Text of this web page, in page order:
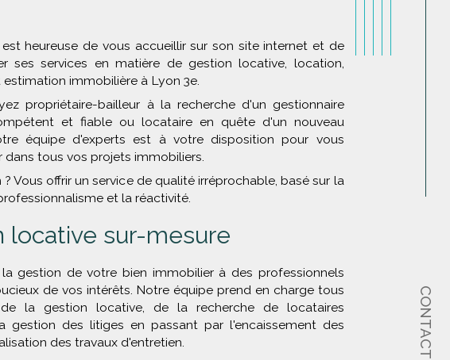
CONTACT
est heureuse de vous accueillir sur son site internet et de
ses services en matière de gestion locative, location,
immobilière à Lyon 3e.
propriétaire-bailleur à la recherche d'un gestionnaire
et fiable ou locataire en quête d'un nouveau
équipe d'experts est à votre disposition pour vous
tous vos projets immobiliers.
Vous offrir un service de qualité irréprochable, basé sur la
et la réactivité.
locative sur-mesure
gestion de votre bien immobilier à des professionnels
de vos intérêts. Notre équipe prend en charge tous
la gestion locative, de la recherche de locataires
gestion des litiges en passant par l'encaissement des
des travaux d'entretien.